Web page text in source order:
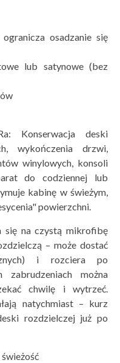
osadzanie się
lub satynowe (bez
Konserwacja deski
wykończenia drzwi,
winylowych, konsoli
do codziennej lub
kabinę w świeżym,
powierzchni.
się na czystą mikrofibę
– może dostać
i rozciera po
zabrudzeniach można
chwilę i wytrzeć.
natychmiast – kurz
rozdzielczej już po